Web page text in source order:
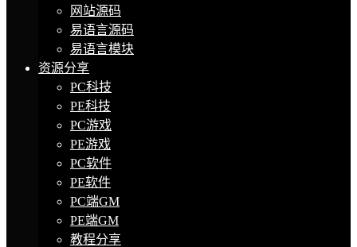
网站源码
易语言源码
易语言模块
资源分享
PC科技
PE科技
PC游戏
PE游戏
PC软件
PE软件
PC端GM
PE端GM
教程分享